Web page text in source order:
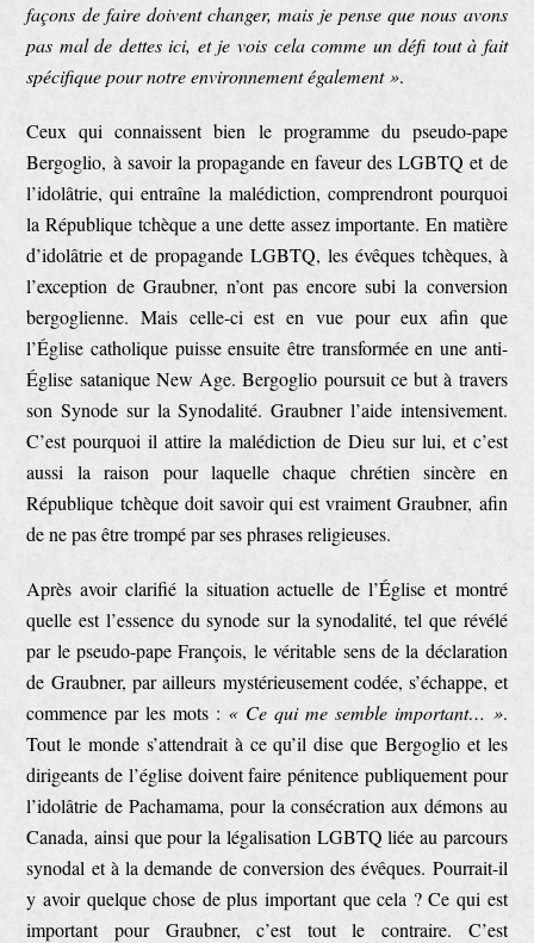
façons de faire doivent changer, mais je pense que nous avons
pas mal de dettes ici, et je vois cela comme un défi tout à fait
spécifique pour notre environnement également ».
Ceux qui connaissent bien le programme du pseudo-pape
Bergoglio, à savoir la propagande en faveur des LGBTQ et de
l’idolâtrie, qui entraîne la malédiction, comprendront pourquoi
la République tchèque a une dette assez importante. En matière
d’idolâtrie et de propagande LGBTQ, les évêques tchèques, à
l’exception de Graubner, n’ont pas encore subi la conversion
bergoglienne. Mais celle-ci est en vue pour eux afin que
l’Église catholique puisse ensuite être transformée en une anti-
Église satanique New Age. Bergoglio poursuit ce but à travers
son Synode sur la Synodalité. Graubner l’aide intensivement.
C’est pourquoi il attire la malédiction de Dieu sur lui, et c’est
aussi la raison pour laquelle chaque chrétien sincère en
République tchèque doit savoir qui est vraiment Graubner, afin
de ne pas être trompé par ses phrases religieuses.
Après avoir clarifié la situation actuelle de l’Église et montré
quelle est l’essence du synode sur la synodalité, tel que révélé
par le pseudo-pape François, le véritable sens de la déclaration
de Graubner, par ailleurs mystérieusement codée, s’échappe, et
commence par les mots : « Ce qui me semble important… ».
Tout le monde s’attendrait à ce qu’il dise que Bergoglio et les
dirigeants de l’église doivent faire pénitence publiquement pour
l’idolâtrie de Pachamama, pour la consécration aux démons au
Canada, ainsi que pour la légalisation LGBTQ liée au parcours
synodal et à la demande de conversion des évêques. Pourrait-il
y avoir quelque chose de plus important que cela ? Ce qui est
important pour Graubner, c’est tout le contraire. C’est